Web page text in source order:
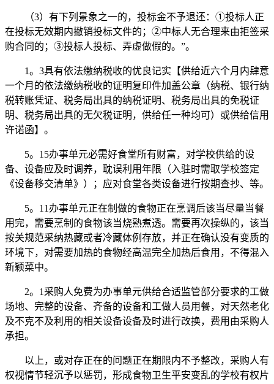
（3）有下列景象之一的，投标金不予退还：①投标人正
在投标无效期内撤销投标文件的；②中标人无合理来由拒签采
购合同的；③投标人投标、弄虚做假的。”。
1。3具有依法缴纳税收的优良记实【供给近六个月内肆意
一个月的依法缴纳税收的证明复印件加盖公章（纳税、银行纳
税转账凭证、税务局出具的纳税证明、税务局出具的免税证
明、税务局出具的无欠税证明，供给任一种均可）或供给信用
许诺函】。
5。15办事单元必需好食堂所有财富，对学校供给的设
备、设备应及时调养，耽误利用年限（入驻时需取学校签定
《设备移交清单》）；应对食堂各类设备进行按期查抄、等。
5。11办事单元正在制做的食物正在烹调后该当尽量当餐
用完，需要烹制的食物该当烧熟煮透。需要再次操纵的，该当
按关规范采纳热藏或者冷藏体例存放，并正在确认没有变质的
环境下，对需要加热的食物经高温完全加热后食用，不得混入
新颖菜中。
2。1采购人免费为办事单元供给合适监管部分要求的工做
场地、完整的设备、齐备的设备和工做人员用餐，对天然老化
及不克不及利用的相关设备设备及时进行改换，费用由采购人
承担。
以上，或对存正在的问题正在期限内不予整改，采购人有
权视情节轻沉予以惩罚，形成食物卫生平安变乱的学校有权片